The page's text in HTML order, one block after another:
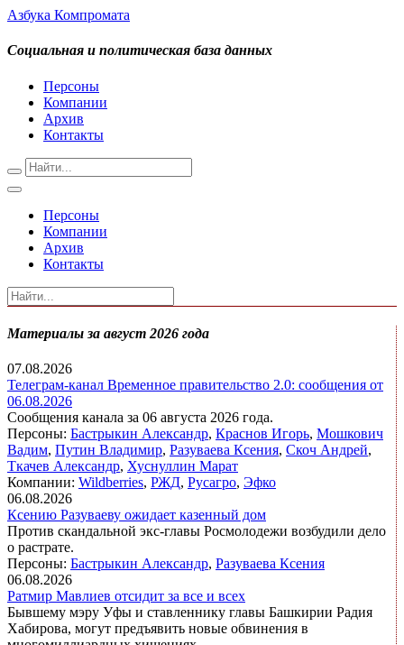
Азбука Компромата
Социальная и политическая база данных
Персоны
Компании
Архив
Контакты
Персоны
Компании
Архив
Контакты
Материалы за август 2026 года
07.08.2026
Телеграм-канал Временное правительство 2.0: сообщения от
06.08.2026
Сообщения канала за 06 августа 2026 года.
Персоны: Бастрыкин Александр, Краснов Игорь, Мошкович
Вадим, Путин Владимир, Разуваева Ксения, Скоч Андрей,
Ткачев Александр, Хуснуллин Марат
Компании: Wildberries, РЖД, Русагро, Эфко
06.08.2026
Ксению Разуваеву ожидает казенный дом
Против скандальной экс‑главы Росмолодежи возбудили дело
о растрате.
Персоны: Бастрыкин Александр, Разуваева Ксения
06.08.2026
Ратмир Мавлиев отсидит за все и всех
Бывшему мэру Уфы и ставленнику главы Башкирии Радия
Хабирова, могут предъявить новые обвинения в